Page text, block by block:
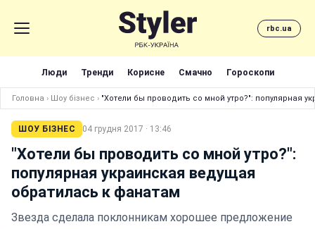
rbc.ua
Люди Тренди Корисне Смачно Гороскопи
Головна › Шоу бізнес › "Хотели бы проводить со мной утро?": популярная
ШОУ БІЗНЕС 04 грудня 2017 · 13:46
"Хотели бы проводить со мной утро?":
популярная украинская ведущая
обратилась к фанатам
Звезда сделала поклонникам хорошее предложение